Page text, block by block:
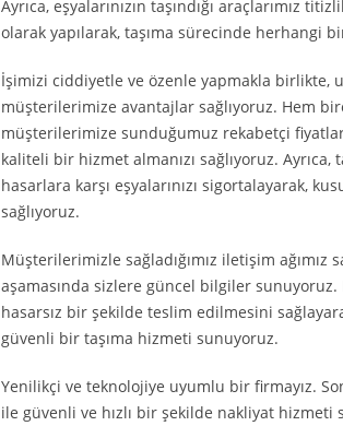
Ayrıca, eşyalarınızın taşındığı araçlarımız
olarak yapılarak, taşıma sürecinde herhangi
İşimizi ciddiyetle ve özenle yapmakla birlikte,
müşterilerimize avantajlar sağlıyoruz. Hem
müşterilerimize sunduğumuz rekabetçi
kaliteli bir hizmet almanızı sağlıyoruz.
hasarlara karşı eşyalarınızı sigortalayarak,
sağlıyoruz.
Müşterilerimizle sağladığımız iletişim ağımız
aşamasında sizlere güncel bilgiler sunuyoruz.
hasarsız bir şekilde teslim edilmesini
güvenli bir taşıma hizmeti sunuyoruz.
Yenilikçi ve teknolojiye uyumlu bir firmayız.
ile güvenli ve hızlı bir şekilde nakliyat hizmeti